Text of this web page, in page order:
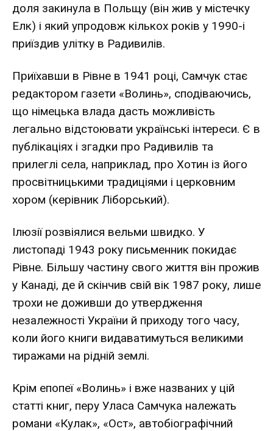
доля закинула в Польщу (він жив у містечку
Елк) і який упродовж кількох років у 1990-і
приїздив улітку в Радивилів.
Приїхавши в Рівне в 1941 році, Самчук стає
редактором газети «Волинь», сподіваючись,
що німецька влада дасть можливість
легально відстоювати українські інтереси. Є в
публікаціях і згадки про Радивилів та
прилеглі села, наприклад, про Хотин із його
просвітницькими традиціями і церковним
хором (керівник Ліборський).
Ілюзії розвіялися вельми швидко. У
листопаді 1943 року письменник покидає
Рівне. Більшу частину свого життя він прожив
у Канаді, де й скінчив свій вік 1987 року, лише
трохи не доживши до утвердження
незалежності України й приходу того часу,
коли його книги видаватимуться великими
тиражами на рідній землі.
Крім епопеї «Волинь» і вже названих у цій
статті книг, перу Уласа Самчука належать
романи «Кулак», «Ост», автобіографічний